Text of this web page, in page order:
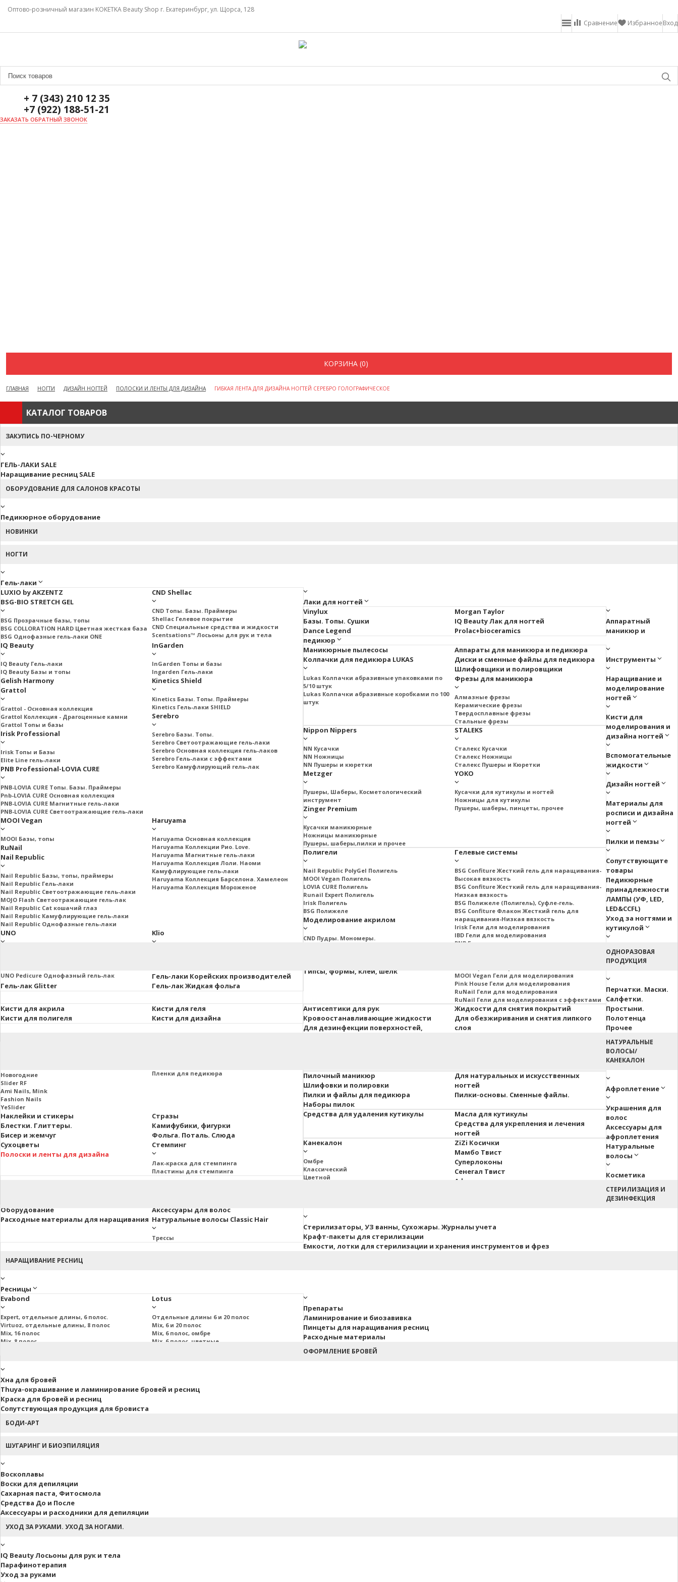
Оптово-розничный магазин KOKETKA Beauty Shop г. Екатеринбург, ул. Щорса, 128
Вход
Избранное
Сравнение
+ 7 (343) 210 12 35
+7 (922) 188-51-21
ЗАКАЗАТЬ ОБРАТНЫЙ ЗВОНОК
КОРЗИНА (0)
ГЛАВНАЯ НОГТИ ДИЗАЙН НОГТЕЙ ПОЛОСКИ И ЛЕНТЫ ДЛЯ ДИЗАЙНА ГИБКАЯ ЛЕНТА ДЛЯ ДИЗАЙНА НОГТЕЙ СЕРЕБРО ГОЛОГРАФИЧЕСКОЕ
КАТАЛОГ ТОВАРОВ
ЗАКУПИСЬ ПО-ЧЕРНОМУ
ГЕЛЬ-ЛАКИ SALE
Наращивание ресниц SALE
ОБОРУДОВАНИЕ ДЛЯ САЛОНОВ КРАСОТЫ
Педикюрное оборудование
НОВИНКИ
НОГТИ
Гель-лаки
CND Shellac
CND Топы. Базы. Праймеры
Shellac Гелевое покрытие
CND Специальные средства и жидкости
Scentsations™ Лосьоны для рук и тела
LUXIO by AKZENTZ
BSG-BIO STRETCH GEL
BSG Прозрачные базы, топы
BSG COLLORATION HARD Цветная жесткая база
BSG Однофазные гель-лаки ONE
IQ Beauty
IQ Beauty Гель-лаки
IQ Beauty Базы и топы
InGarden
InGarden Топы и базы
Ingarden Гель-лаки
Gelish Harmony Kinetics Shield
Kinetics Базы. Топы. Праймеры
Kinetics Гель-лаки SHIELD
Grattol
Grattol - Oснoвнaя коллекция
Grattol Коллекция - Драгоценные камни
Grattol Топы и базы
Serebro
Serebro Базы. Топы.
Serebro Светоотражающие гель-лаки
Serebro Основная коллекция гель-лаков
Serebro Гель-лаки с эффектами
Serebro Камуфлирующий гель-лак
Irisk Professional
Irisk Топы и Базы
Elite Line гель-лаки
PNB Professional-LOVIA CURE
PNB-LOVIA CURE Топы. Базы. Праймеры
Pnb-LOVIA CURE Основная коллекция
PNB-LOVIA CURE Магнитные гель-лаки
PNB-LOVIA CURE Cветоотражающие гель-лаки
MOOI Vegan
MOOI Базы, топы
Haruyama
Haruyama Основная коллекция
Haruyama Коллекции Рио. Love.
Haruyama Магнитные гель-лаки
Haruyama Коллекция Лоли. Наоми
Камуфлирующие гель-лаки
Haruyama Коллекция Барселона. Хамелеон
Haruyama Коллекция Мороженое
RuNail
Nail Republic
Nail Republic Базы, топы, праймеры
Nail Republic Гель-лаки
Nail Republic Светоотражающие гель-лаки
MOJO Flash Светоотражающие гель-лак
Nail Republic Cat кошачий глаз
Nail Republic Камуфлирующие гель-лаки
Nail Republic Однофазные гель-лаки
UNO
UNO Pedicure Однофазный гель-лак
Klio
Гель-лаки Корейских производителей
Гель-лак Жидкая фольга
Гель-лак Glitter
Лаки для ногтей
Morgan Taylor
Vinylux
IQ Beauty Лак для ногтей
Prolac+bioceramics
Базы. Топы. Сушки
Dance Legend
Аппаратный
маникюр и
педикюр
Аппараты для маникюра и педикюра
Маникюрные пылесосы
Диски и сменные файлы для педикюра
Колпачки для педикюра LUKAS
Lukas Колпачки абразивные упаковками по
5/10 штук
Lukas Колпачки абразивные коробками по 100
штук
Шлифовщики и полировщики
Фрезы для маникюра
Алмазные фрезы
Керамические фрезы
Твердосплавные фрезы
Стальные фрезы
Инструменты
STALEKS
Сталекс Кусачки
Сталекс Ножницы
Сталекс Пушеры и Кюретки
Nippon Nippers
NN Кусачки
NN Ножницы
NN Пушеры и кюретки
YOKO
Кусачки для кутикулы и ногтей
Ножницы для кутикулы
Пушеры, шаберы, пинцеты, прочее
Metzger
Пушеры, Шаберы, Косметологический
инструмент
Zinger Premium
Кусачки маникюрные
Ножницы маникюрные
Пушеры, шаберы,пилки и прочее
Наращивание и
моделирование
ногтей
Гелевые системы
BSG Confiture Жесткий гель для наращивания-
Высокая вязкость
BSG Confiture Жесткий гель для наращивания-
Низкая вязкость
BSG Полижеле (Полигель), Суфле-гель.
BSG Confiture Флакон Жесткий гель для
наращивания-Низкая вязкость
Irisk Гели для моделирования
IBD Гели для моделирования
PNB Гели для моделирования
MOOI Vegan Гели для моделирования
Pink House Гели для моделирования
RuNail Гели для моделирования
RuNail Гели для моделирования с эффектами
Полигели
Nail Republic PolyGel Полигель
MOOI Vegan Полигель
LOVIA CURE Полигель
Runail Expert Полигель
Irisk Полигель
BSG Полижеле
Моделирование акрилом
CND Пудры. Мономеры.
Типсы, формы, клей, шелк
Кисти для
моделирования и
дизайна ногтей
Кисти для геля
Кисти для акрила
Кисти для дизайна
Кисти для полигеля
Вспомогательные
жидкости
Жидкости для снятия покрытий
Антисептики для рук
Для обезжиривания и снятия липкого
слоя
Кровоостанавливающие жидкости
Для дезинфекции поверхностей,
Дизайн ногтей
Пленки для педикюра
Новогодние
Slider RF
Ami Nails, Mink
Fashion Nails
YeSlider
Наклейки и стикеры
Стразы
Блестки. Глиттеры.
Камифубики, фигурки
Бисер и жемчуг
Фольга. Поталь. Слюда
Сухоцветы
Стемпинг
Лак-краска для стемпинга
Пластины для стемпинга
Полоски и ленты для дизайна
Материалы для
росписи и дизайна
ногтей
Пилки и пемзы
Для натуральных и искусственных
ногтей
Пилочный маникюр
Шлифовки и полировки
Пилки и файлы для педикюра
Пилки-основы. Сменные файлы.
Наборы пилок
Сопутствующите
товары
Педикюрные
принадлежности
ЛАМПЫ (УФ, LED,
LED&CCFL)
Уход за ногтями и
кутикулой
Масла для кутикулы
Средства для удаления кутикулы
Средства для укрепления и лечения
ногтей
ОДНОРАЗОВАЯ
ПРОДУКЦИЯ
Перчатки. Маски.
Салфетки.
Простыни.
Полотенца
Прочее
НАТУРАЛЬНЫЕ
ВОЛОСЫ/
КАНЕКАЛОН
Афроплетение
ZiZi Косички
Канекалон
Омбре
Классический
Цветной
Мамбо Твист
Суперлоконы
Сенегал Твист
Афрокосы
Украшения для
волос
Аксессуары для
афроплетения
Натуральные
волосы
Аксессуары для волос
Оборудование
Натуральные волосы Classic Hair
Трессы
Расходные материалы для наращивания
Косметика
СТЕРИЛИЗАЦИЯ И
ДЕЗИНФЕКЦИЯ
Стерилизаторы, УЗ ванны, Сухожары. Журналы учета
Крафт-пакеты для стерилизации
Емкости, лотки для стерилизации и хранения инструментов и фрез
НАРАЩИВАНИЕ РЕСНИЦ
Ресницы
Lotus
Отдельные длины 6 и 20 полос
Mix, 6 и 20 полос
Mix, 6 полос, омбре
Mix, 6 полос, цветные
Evabond
Expert, отдельные длины, 6 полос.
Virtuoz, отдельные длины, 8 полос
Mix, 16 полос
Mix, 8 полос
Препараты
Ламинирование и биозавивка
Пинцеты для наращивания ресниц
Расходные материалы
ОФОРМЛЕНИЕ БРОВЕЙ
Хна для бровей
Thuya-окрашивание и ламинирование бровей и ресниц
Краска для бровей и ресниц
Сопутствующая продукция для бровиста
БОДИ-АРТ
ШУГАРИНГ И БИОЭПИЛЯЦИЯ
Воскоплавы
Воски для депиляции
Сахарная паста, Фитосмола
Средства До и После
Аксессуары и расходники для депиляции
УХОД ЗА РУКАМИ. УХОД ЗА НОГАМИ.
IQ Beauty Лосьоны для рук и тела
Парафинотерапия
Уход за руками